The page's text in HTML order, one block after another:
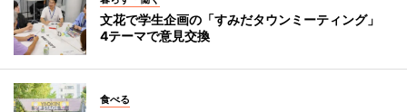
文花で学生企画の「すみだタウンミーティング」
4テーマで意見交換
食べる